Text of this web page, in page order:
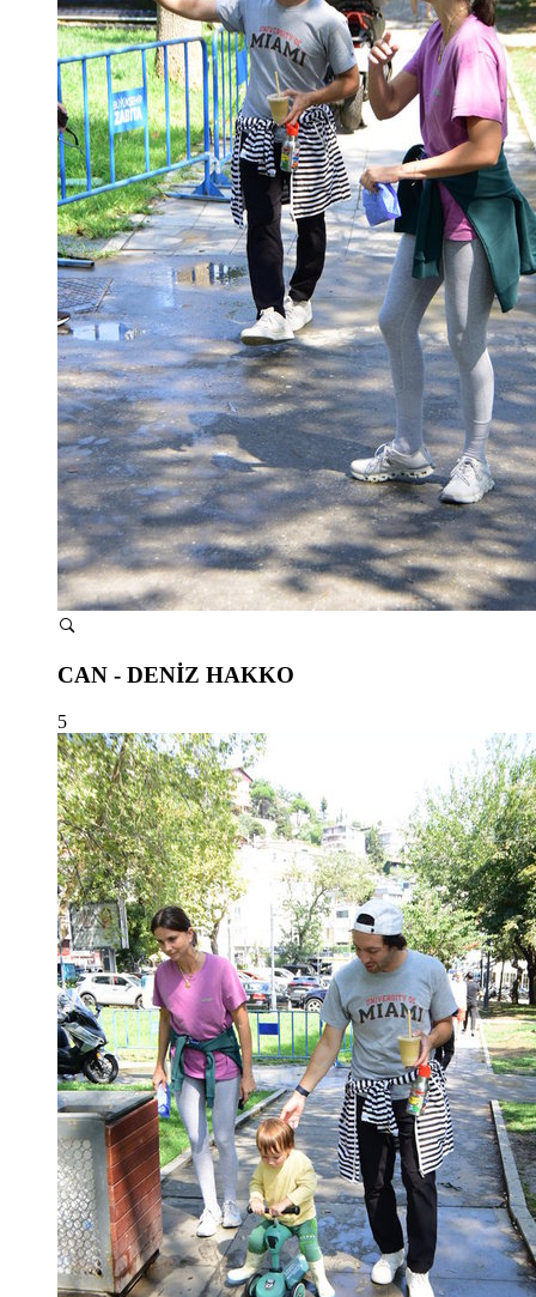
CAN - DENİZ HAKKO
5